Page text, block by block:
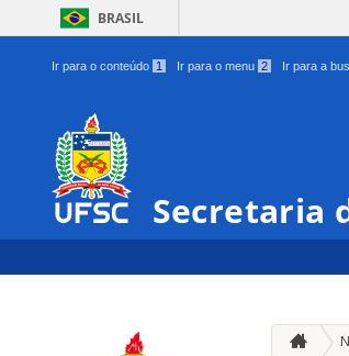
BRASIL
Ir para o conteúdo 1 Ir para o menu 2 Ir para a
Secretaria